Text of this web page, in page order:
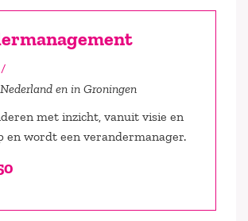
en in Groningen
met inzicht, vanuit visie en
en wordt een verandermanager.